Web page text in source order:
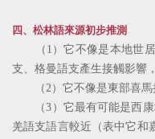
四、松林語來源初步推測
（1）它不像是本地世居
支、格曼語支產生接觸影響
（2）它不像是東部喜馬
（3）它最有可能是西康
羌語支語言較近（表中它和